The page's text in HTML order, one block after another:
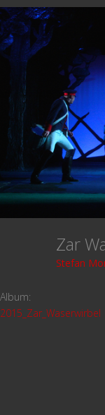
Biografie
Kontakt
Zar
Stefan
Album:
2015_Zar_Waserwirbel